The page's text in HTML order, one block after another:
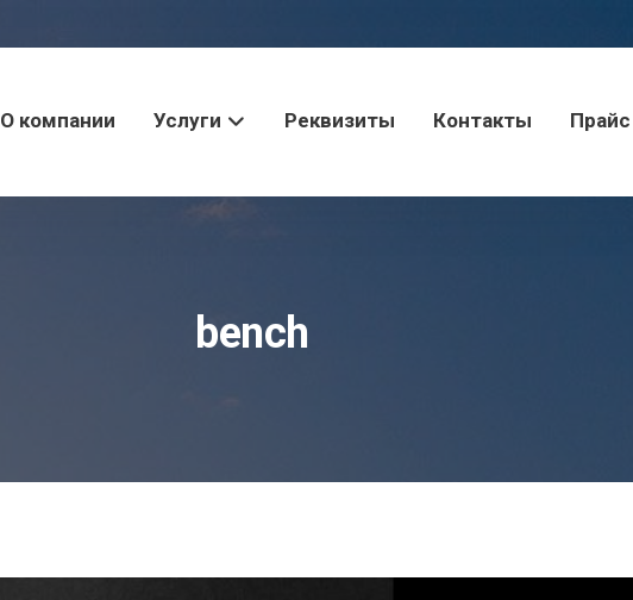
О компании Услуги Реквизиты Контакты Прайс
bench